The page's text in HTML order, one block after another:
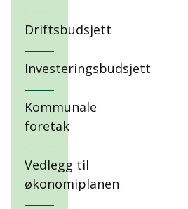
Driftsbudsjett
Investeringsbudsjett
Kommunale
foretak
Vedlegg til
økonomiplanen